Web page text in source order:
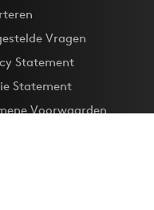
Vragen
Statement
Statement
Voorwaarden